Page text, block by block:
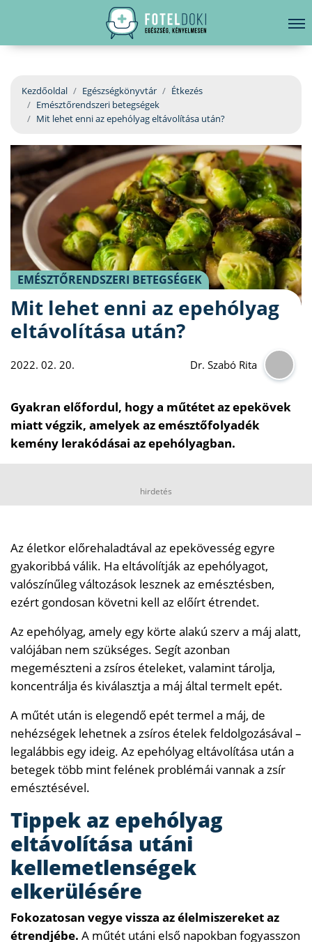
EGÉSZSÉGKÖNYVTÁR
BETEGSÉGKALAUZ
ÜGYELETKERESŐ
ORVOS VÁLASZOL
ORVOSKERESŐ
hirdetés
Kezdőoldal Egészségkönyvtár
Étkezés
Emésztőrendszeri betegségek
Mit lehet enni az epehólyag eltávolítása után?
EMÉSZTŐRENDSZERI BETEGSÉGEK
Mit lehet enni az epehólyag
eltávolítása után?
2022. 02. 20. Dr. Szabó Rita
Gyakran előfordul, hogy a műtétet az epekövek
miatt végzik, amelyek az emésztőfolyadék
kemény lerakódásai az epehólyagban.
hirdetés
Az életkor előrehaladtával az epekövesség egyre
gyakoribbá válik. Ha eltávolítják az epehólyagot,
valószínűleg változások lesznek az emésztésben,
ezért gondosan követni kell az előírt étrendet.
Az epehólyag, amely egy körte alakú szerv a máj alatt,
valójában nem szükséges. Segít azonban
megemészteni a zsíros ételeket, valamint tárolja,
koncentrálja és kiválasztja a máj által termelt epét.
A műtét után is elegendő epét termel a máj, de
nehézségek lehetnek a zsíros ételek feldolgozásával –
legalábbis egy ideig. Az epehólyag eltávolítása után a
betegek több mint felének problémái vannak a zsír
emésztésével.
Tippek az epehólyag
eltávolítása utáni
kellemetlenségek
elkerülésére
Fokozatosan vegye vissza az élelmiszereket az
étrendjébe. A műtét utáni első napokban fogyasszon